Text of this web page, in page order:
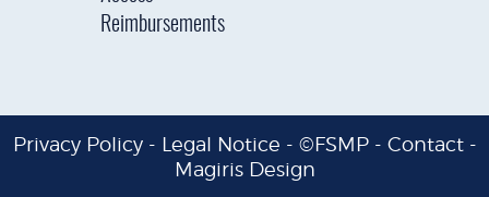
Reimbursements
Privacy Policy- Legal Notice - ©FSMP - Contact-
Magiris Design